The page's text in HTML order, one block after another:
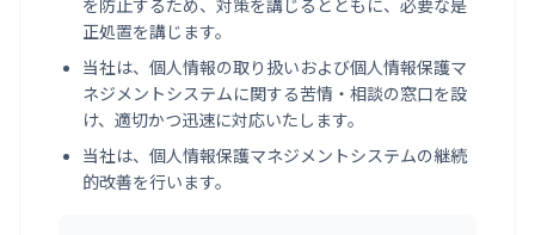
を防止するため、対策を講じるとともに、必要な是
正処置を講じます。
当社は、個人情報の取り扱いおよび個人情報保護マ
ネジメントシステムに関する苦情・相談の窓口を設
け、適切かつ迅速に対応いたします。
当社は、個人情報保護マネジメントシステムの継続
的改善を行います。